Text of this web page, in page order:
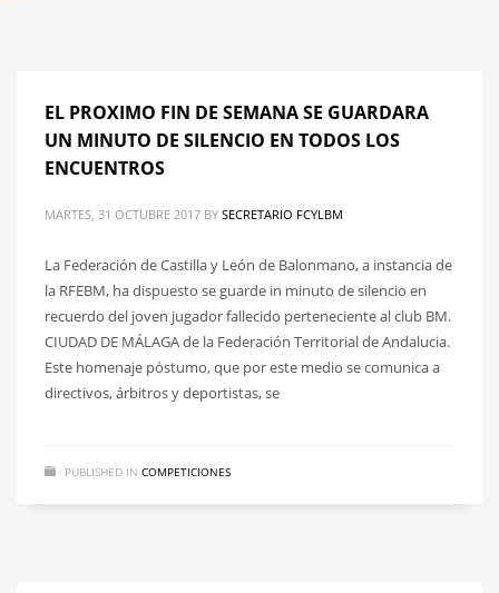
EL PROXIMO FIN DE SEMANA SE GUARDARA
UN MINUTO DE SILENCIO EN TODOS LOS
ENCUENTROS
MARTES, 31 OCTUBRE 2017 BY SECRETARIO FCYLBM
La Federación de Castilla y León de Balonmano, a instancia de
la RFEBM, ha dispuesto se guarde in minuto de silencio en
recuerdo del joven jugador fallecido perteneciente al club BM.
CIUDAD DE MÁLAGA de la Federación Territorial de Andalucia.
Este homenaje póstumo, que por este medio se comunica a
directivos, árbitros y deportistas, se
PUBLISHED IN COMPETICIONES